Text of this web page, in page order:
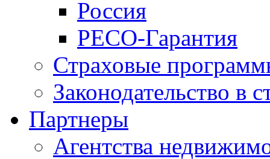
Россия
РЕСО-Гарантия
Страховые
Законодательство в
Партнеры
Агентства